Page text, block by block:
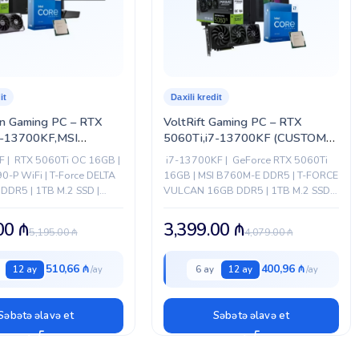
PC – RTX
(CUSTOM-PC-063)
| RTX 5060Ti OC 16GB |
P WiFi | T-Force DELTA
| 1TB M.2 SSD |
5,195.00₼
₼
12 ay 510,66 ₼
əlavə et
VoltRift Gaming PC – RTX
5060Ti,i7-13700KF (CUSTOM-
PC-061)
Daxili kredit
i7-13700KF | GeForce RTX 5060Ti
16GB | MSI B760M-E DDR5 | T-FORCE
VULCAN 16GB DDR5 | 1TB M.2 SSD |
FROZR-O II 240 |...
4,079.00₼
3,399.00 ₼
6 ay 12 ay 400,96 ₼
Səbətə əlavə et